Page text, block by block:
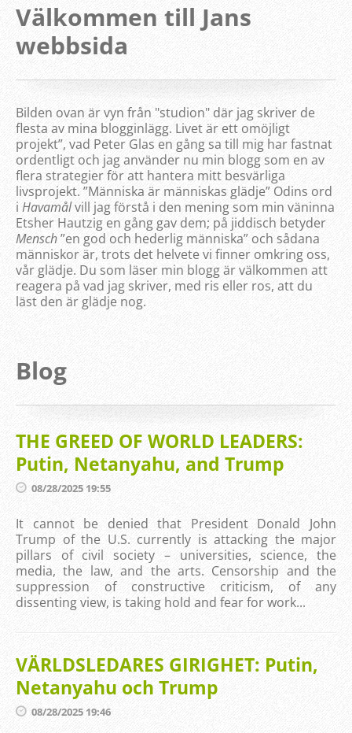
Välkommen till Jans
webbsida
Bilden ovan är vyn från "studion" där jag skriver de
flesta av mina blogginlägg. Livet är ett omöjligt
projekt”, vad Peter Glas en gång sa till mig har fastnat
ordentligt och jag använder nu min blogg som en av
flera strategier för att hantera mitt besvärliga
livsprojekt. ”Människa är människas glädje” Odins ord
i Havamålvill jag förstå i den mening som min väninna
Etsher Hautzig en gång gav dem; på jiddisch betyder
Mensch”en god och hederlig människa” och sådana
människor är, trots det helvete vi finner omkring oss,
vår glädje. Du som läser min blogg är välkommen att
reagera på vad jag skriver, med ris eller ros, att du
läst den är glädje nog.
Blog
THE GREED OF WORLD LEADERS:
Putin, Netanyahu, and Trump
08/28/2025 19:55
It cannot be denied that President Donald John
Trump of the U.S. currently is attacking the major
pillars of civil society – universities, science, the
media, the law, and the arts. Censorship and the
suppression of constructive criticism, of any
dissenting view, is taking hold and fear for work...
VÄRLDSLEDARES GIRIGHET: Putin,
Netanyahu och Trump
08/28/2025 19:46